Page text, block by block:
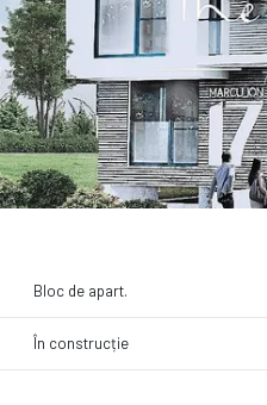
Bloc de apart.
În construcție